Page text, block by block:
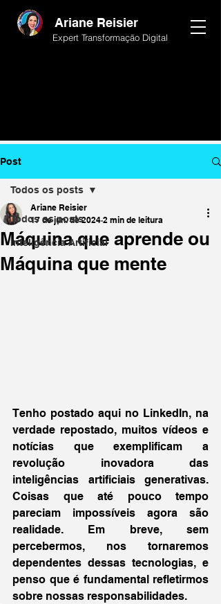
Ariane Reisier
Expert Transformação Digital
Post
Todos os posts
Inteligência Artificial
Todos os posts
Máquina que aprende ou
Máquina que mente
Ariane Reisier
17 de jun. de 2024 2 min de leitura
Tenho postado aqui no LinkedIn, na
verdade repostado, muitos vídeos e
notícias que exemplificam a
revolução inovadora das
inteligências artificiais generativas.
Coisas que até pouco tempo
pareciam impossíveis agora são
realidade. Em breve, sem
percebermos, nos tornaremos
dependentes dessas tecnologias, e
penso que é fundamental refletirmos
sobre nossas responsabilidades.